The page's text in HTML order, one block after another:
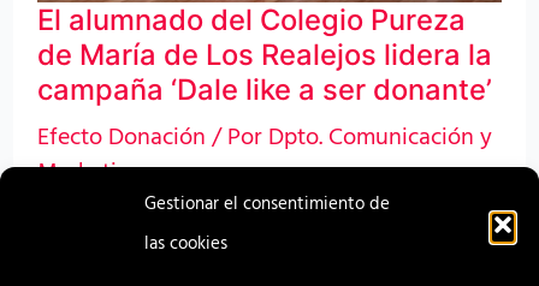
Gestionar el consentimiento de
las cookies
El alumnado del Colegio Pureza
de María de Los Realejos lidera la
campaña ‘Dale like a ser donante’
Efecto Donación/ PorDpto. Comunicación y
Marketing
Se trata de la tercera campaña de donación de
Los
Realejos
lidera
la